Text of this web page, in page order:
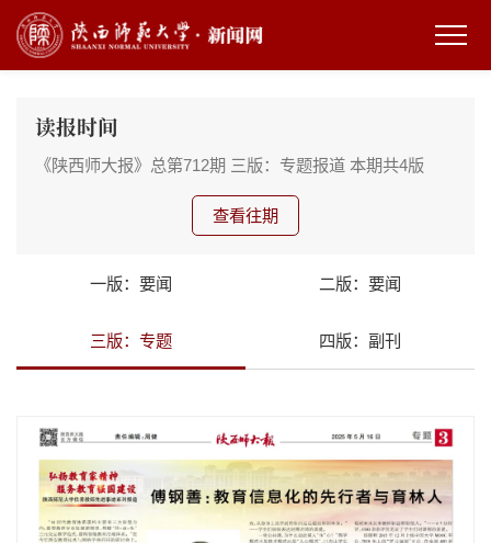
读报时间
《陕西师大报》总第712期 三版：专题报道 本期共4版
查看往期
一版：要闻 二版：要闻
三版：专题 四版：副刊